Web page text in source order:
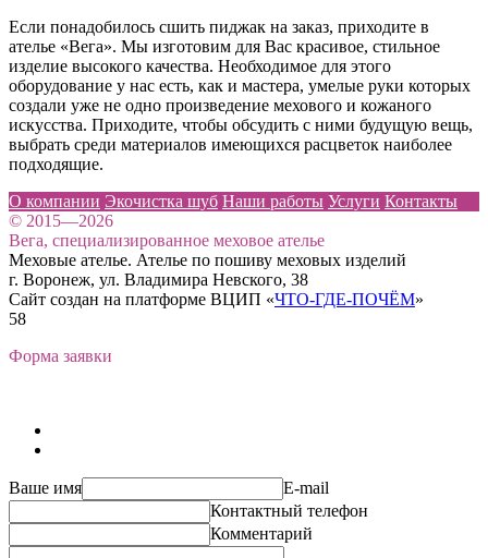
Если понадобилось сшить пиджак на заказ, приходите в
ателье «Вега». Мы изготовим для Вас красивое, стильное
изделие высокого качества. Необходимое для этого
оборудование у нас есть, как и мастера, умелые руки которых
создали уже не одно произведение мехового и кожаного
искусства. Приходите, чтобы обсудить с ними будущую вещь,
выбрать среди материалов имеющихся расцветок наиболее
подходящие.
О компании Экочистка шуб Наши работы Услуги Контакты
© 2015—2026
Вега, специализированное меховое ателье
Меховые ателье. Ателье по пошиву меховых изделий
г. Воронеж, ул. Владимира Невского, 38
Сайт создан на платформе ВЦИП «ЧТО-ГДЕ-ПОЧЁМ»
58
Форма заявки
Ваше имя
E-mail
Контактный телефон
Комментарий